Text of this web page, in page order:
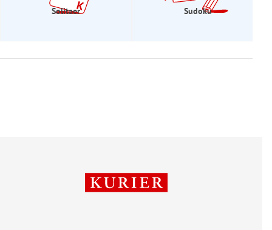
Solitaer Sudoku